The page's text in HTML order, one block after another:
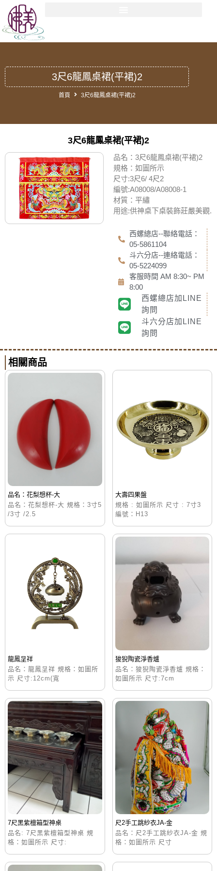
3尺6龍鳳桌裙(平裙)2
首頁 3尺6龍鳳桌裙(平裙)2
3尺6龍鳳桌裙(平裙)2
品名：3尺6龍鳳桌裙(平裙)2
規格：如圖所示
尺寸:3尺6/ 4尺2
編號:A08008/A08008-1
材質：平繡
用途:供神桌下桌裝飾莊嚴美觀.
西螺總店--聯絡電話：
05-5861104
斗六分店--連絡電話：
05-5224099
客服時間 AM 8:30~ PM
8:00
西螺總店加LINE
詢問
斗六分店加LINE
詢問
相關商品
品名：花梨想杯-大
品名：花梨想杯-大 規格：3寸5
/3寸 /2.5
大壽四果盤
規格 : 如圖所示 尺寸 : 7寸3
編號：H13
龍鳳呈祥
品名：龍鳳呈祥 規格：如圖所
示 尺寸:12cm(寬
狻猊陶瓷淨香爐
品名：狻猊陶瓷淨香爐 規格：
如圖所示 尺寸:7cm
7尺黑紫檀箱型神桌
品名: 7尺黑紫檀箱型神桌 規
格：如圖所示 尺寸:
尺2手工跳紗衣JA-金
品名：尺2手工跳紗衣JA-金 規
格：如圖所示 尺寸